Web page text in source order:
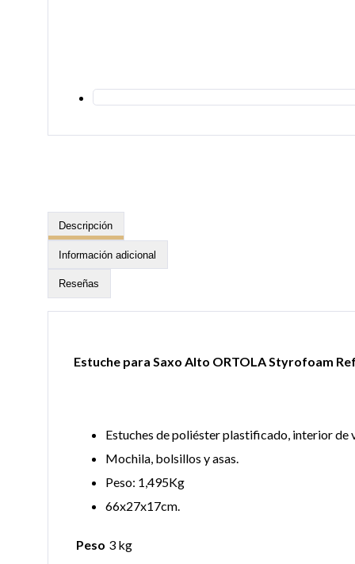
Descripción
Información adicional
Reseñas
Estuche para Saxo Alto ORTOLA Styrofoam
Estuches de poliéster plastificado, interior
Mochila, bolsillos y asas.
Peso: 1,495Kg
66x27x17cm.
Peso 3 kg